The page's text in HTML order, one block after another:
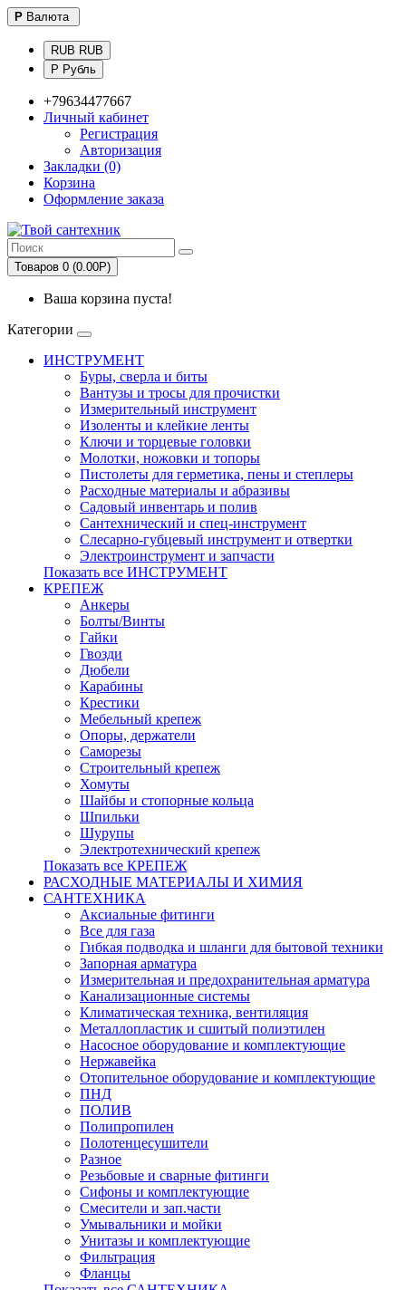
Р Валюта
RUB RUB
Р Рубль
+79634477667
Личный кабинет
Регистрация
Авторизация
Закладки (0)
Корзина
Оформление заказа
Товаров 0 (0.00Р)
Ваша корзина пуста!
Категории
ИНСТРУМЕНТ
Буры, сверла и биты
Вантузы и тросы для прочистки
Измерительный инструмент
Изоленты и клейкие ленты
Ключи и торцевые головки
Молотки, ножовки и топоры
Пистолеты для герметика, пены и степлеры
Расходные материалы и абразивы
Садовый инвентарь и полив
Сантехнический и спец-инструмент
Слесарно-губцевый инструмент и отвертки
Электроинструмент и запчасти
Показать все ИНСТРУМЕНТ
КРЕПЕЖ
Анкеры
Болты/Винты
Гайки
Гвозди
Дюбели
Карабины
Крестики
Мебельный крепеж
Опоры, держатели
Саморезы
Строительный крепеж
Хомуты
Шайбы и стопорные кольца
Шпильки
Шурупы
Электротехнический крепеж
Показать все КРЕПЕЖ
РАСХОДНЫЕ МАТЕРИАЛЫ И ХИМИЯ
САНТЕХНИКА
Аксиальные фитинги
Все для газа
Гибкая подводка и шланги для бытовой техники
Запорная арматура
Измерительная и предохранительная арматура
Канализационные системы
Климатическая техника, вентиляция
Металлопластик и сшитый полиэтилен
Насосное оборудование и комплектующие
Нержавейка
Отопительное оборудование и комплектующие
ПНД
ПОЛИВ
Полипропилен
Полотенцесушители
Разное
Резьбовые и сварные фитинги
Сифоны и комплектующие
Смесители и зап.части
Умывальники и мойки
Унитазы и комплектующие
Фильтрация
Фланцы